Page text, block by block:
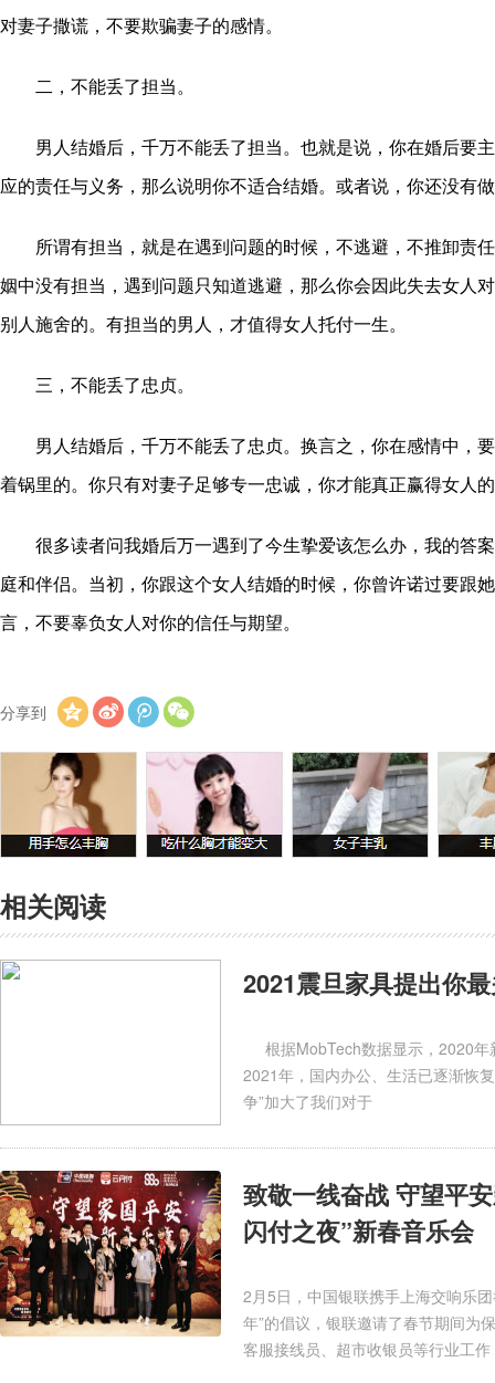
对妻子撒谎，不要欺骗妻子的感情。
二，不能丢了担当。
男人结婚后，千万不能丢了担当。也就是说，你在婚后要
应的责任与义务，那么说明你不适合结婚。或者说，你还没有
所谓有担当，就是在遇到问题的时候，不逃避，不推卸责
姻中没有担当，遇到问题只知道逃避，那么你会因此失去女人
别人施舍的。有担当的男人，才值得女人托付一生。
三，不能丢了忠贞。
男人结婚后，千万不能丢了忠贞。换言之，你在感情中，
着锅里的。你只有对妻子足够专一忠诚，你才能真正赢得女人
很多读者问我婚后万一遇到了今生挚爱该怎么办，我的答
庭和伴侣。当初，你跟这个女人结婚的时候，你曾许诺过要跟
言，不要辜负女人对你的信任与期望。
分享到
相关阅读
2021震旦家具提出你
根据MobTech数据显示，2020年
2021年，国内办公、生活已逐渐恢
争”加大了我们对于
致敬一线奋战 守望平
闪付之夜”新春音乐会
2月5日，中国银联携手上海交响乐
年”的倡议，银联邀请了春节期间为
客服接线员、超市收银员等行业工作